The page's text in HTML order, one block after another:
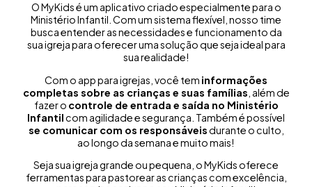
O MyKids é um aplicativo criado especialmente para o
Ministério Infantil. Com um sistema flexível, nosso time
busca entender as necessidades e funcionamento da
sua igreja para oferecer uma solução que seja ideal para
sua realidade!
Com o app para igrejas, você tem informações
completas sobre as crianças e suas famílias , além de
fazer o controle de entrada e saída no Ministério
Infantilcom agilidade e segurança. Também é possível
se comunicar com os responsáveisdurante o culto,
ao longo da semana e muito mais!
Seja sua igreja grande ou pequena, o MyKids oferece
ferramentas para pastorear as crianças com excelência,